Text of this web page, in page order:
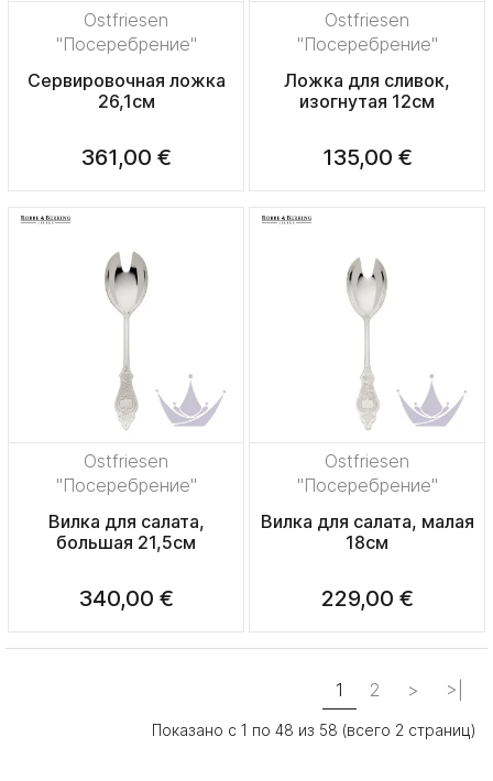
Ostfriesen
"Посеребрение"
Сервировочная ложка
26,1см
361,00 €
Ostfriesen
"Посеребрение"
Ложка для сливок,
изогнутая 12см
135,00 €
Ostfriesen
"Посеребрение"
Вилка для салата,
большая 21,5см
340,00 €
Ostfriesen
"Посеребрение"
Вилка для салата, малая
18см
229,00 €
1 2 > >|
Показано с 1 по 48 из 58 (всего 2 страниц)